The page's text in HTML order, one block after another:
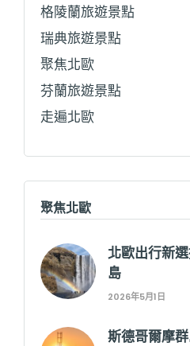
格陵蘭旅遊景點
瑞典旅遊景點
聚焦北歐
芬蘭旅遊景點
走遍北歐
聚焦北歐
北歐出行新
島
2026年5月1日
斯德哥爾摩